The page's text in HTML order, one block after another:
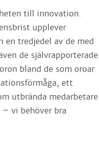
till innovation.
upplever
en tredjedel av de med
de självrapporterade
bland de som oroar
ett
utbrända medarbetare
vi behöver bra